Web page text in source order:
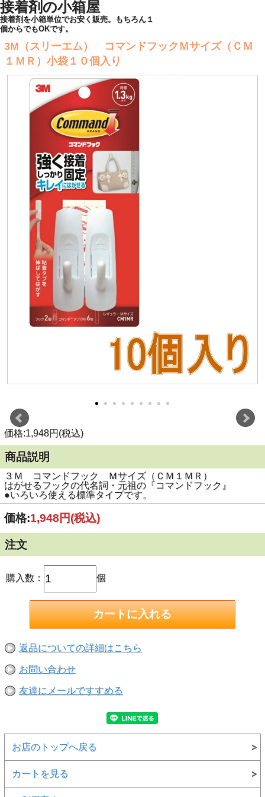
接着剤の小箱屋
接着剤を小箱単位でお安く販売。もちろん１
個からでもOKです。
3M（スリーエム） コマンドフックＭサイズ（ＣＭ
１ＭＲ）小袋１０個入り
価格:1,948円(税込)
商品説明
３Ｍ コマンドフック Ｍサイズ（ＣＭ１ＭＲ）
はがせるフックの代名詞・元祖の『コマンドフック』
●いろいろ使える標準タイプです。
価格:1,948円(税込)
注文
購入数： 個
返品についての詳細はこちら
お問い合わせ
友達にメールですすめる
お店のトップへ戻る
カートを見る